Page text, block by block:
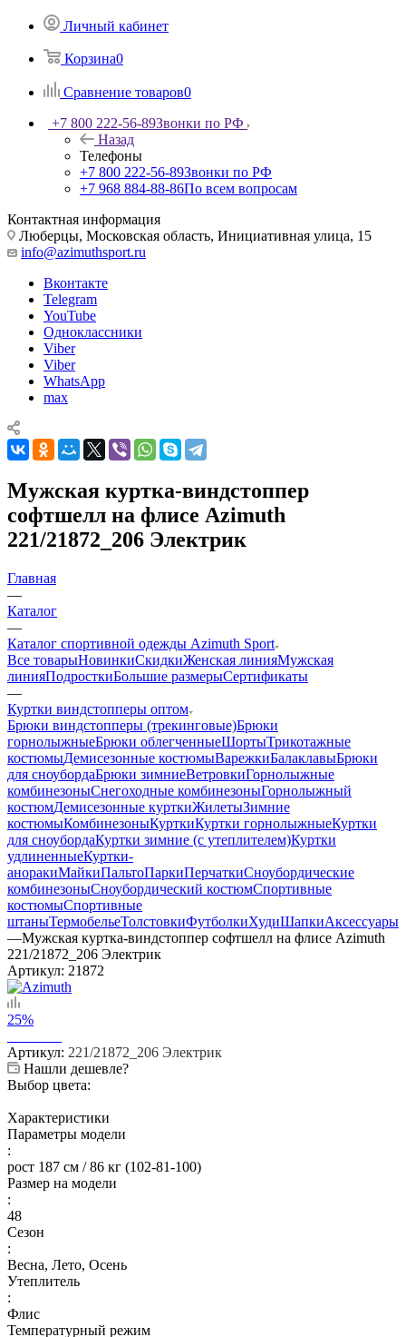
Личный кабинет
Корзина0
Сравнение товаров0
+7 800 222-56-89Звонки по РФ
Назад
Телефоны
+7 800 222-56-89Звонки по РФ
+7 968 884-88-86По всем вопросам
Контактная информация
Люберцы, Московская область, Инициативная улица, 15
info@azimuthsport.ru
Вконтакте
Telegram
YouTube
Одноклассники
Viber
Viber
WhatsApp
max
Мужская куртка-виндстоппер
софтшелл на флисе Azimuth
221/21872_206 Электрик
Главная
—
Каталог
—
Каталог спортивной одежды Azimuth Sport
Все товарыНовинкиСкидкиЖенская линияМужская
линияПодросткиБольшие размерыСертификаты
—
Куртки виндстопперы оптом
Брюки виндстопперы (трекинговые)Брюки
горнолыжныеБрюки облегченныеШортыТрикотажные
костюмыДемисезонные костюмыВарежкиБалаклавыБрюки
для сноубордаБрюки зимниеВетровкиГорнолыжные
комбинезоныСнегоходные комбинезоныГорнолыжный
костюмДемисезонные курткиЖилетыЗимние
костюмыКомбинезоныКурткиКуртки горнолыжныеКуртки
для сноубордаКуртки зимние (с утеплителем)Куртки
удлиненныеКуртки-
аноракиМайкиПальтоПаркиПерчаткиСноубордические
комбинезоныСноубордический костюмСпортивные
костюмыСпортивные
штаныТермобельеТолстовкиФутболкиХудиШапкиАксессуары
—Мужская куртка-виндстоппер софтшелл на флисе Azimuth
221/21872_206 Электрик
Артикул: 21872
25%
Артикул: 221/21872_206 Электрик
Нашли дешевле?
Выбор цвета:
Характеристики
Параметры модели
:
рост 187 см / 86 кг (102-81-100)
Размер на модели
:
48
Сезон
:
Весна, Лето, Осень
Утеплитель
:
Флис
Температурный режим